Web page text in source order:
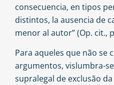
consecuencia, en tipos
distintos, la ausencia de
menor al autor” (Op. cit.,
Para aqueles que não se
argumentos, vislumbra-
supralegal de exclusão